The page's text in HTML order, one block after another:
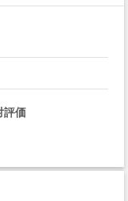
評価